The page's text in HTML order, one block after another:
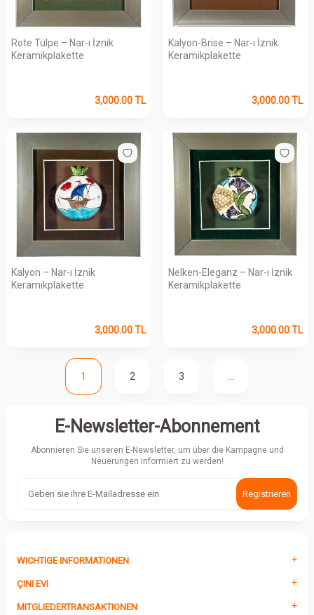
Rote Tulpe – Nar-ı İznik
Keramikplakette
3,000.00TL
Kalyon-Brise – Nar-ı İznik
Keramikplakette
3,000.00TL
Kalyon – Nar-ı İznik
Keramikplakette
3,000.00TL
Nelken-Eleganz – Nar-ı İznik
Keramikplakette
3,000.00TL
1 2 3 …
E-Newsletter-Abonnement
Abonnieren Sie unseren E-Newsletter, um über die Kampagne und
Neuerungen informiert zu werden!
Registrieren
WICHTIGE INFORMATIONEN
ÇINI EVI
MITGLIEDERTRANSAKTIONEN